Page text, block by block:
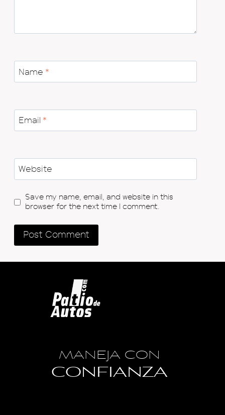
Name *
Email *
Website
Save my name, email, and website in this
browser for the next time I comment.
MANEJA CON
CONFIANZA